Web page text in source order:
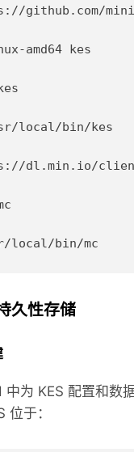
github.com/
amd64 kes
local/bin/kes
dl.min.io/
久性存储
为 KES 配置和数
位于：